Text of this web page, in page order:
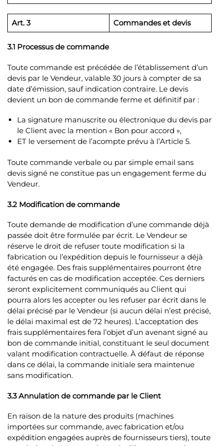
Art. 3 Commandes et devis
3.1 Processus de commande
Toute commande est précédée de l’établissement d’un
devis par le Vendeur, valable 30 jours à compter de sa
date d’émission, sauf indication contraire. Le devis
devient un bon de commande ferme et définitif par :
La signature manuscrite ou électronique du devis par
le Client avec la mention « Bon pour accord »,
ET le versement de l’acompte prévu à l’Article 5.
Toute commande verbale ou par simple email sans
devis signé ne constitue pas un engagement ferme du
Vendeur.
3.2 Modification de commande
Toute demande de modification d’une commande déjà
passée doit être formulée par écrit. Le Vendeur se
réserve le droit de refuser toute modification si la
fabrication ou l’expédition depuis le fournisseur a déjà
été engagée. Des frais supplémentaires pourront être
facturés en cas de modification acceptée. Ces derniers
seront explicitement communiqués au Client qui
pourra alors les accepter ou les refuser par écrit dans le
délai précisé par le Vendeur (si aucun délai n’est précisé,
le délai maximal est de 72 heures). L’acceptation des
frais supplémentaires fera l’objet d’un avenant signé au
bon de commande initial, constituant le seul document
valant modification contractuelle. À défaut de réponse
dans ce délai, la commande initiale sera maintenue
sans modification.
3.3 Annulation de commande par le Client
En raison de la nature des produits (machines
importées sur commande, avec fabrication et/ou
expédition engagées auprès de fournisseurs tiers), toute